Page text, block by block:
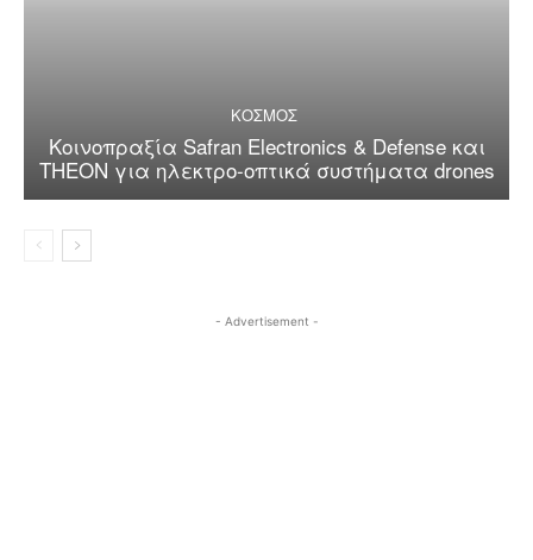
ΚΟΣΜΟΣ
Κοινοπραξία Safran Electronics & Defense και
THEON για ηλεκτρο-οπτικά συστήματα drones
- Advertisement -